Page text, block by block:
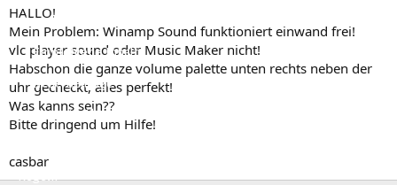
Aktuelles
Empfohlene Inhalte
Neue Beiträge
Neueste Aktivitäten
Regeln
r
HALLO!
Mein Problem: Winamp Sound funktioniert einwand frei!
vlc player sound oder Music Maker nicht!
Habschon die ganze volume palette unten rechts neben der
uhr gecheckt, alles perfekt!
Was kanns sein??
Bitte dringend um Hilfe!
casbar